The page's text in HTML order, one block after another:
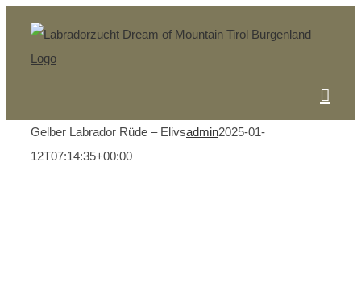
content
Gelber Labrador Rüde – Elivsadmin2025-01-
12T07:14:35+00:00